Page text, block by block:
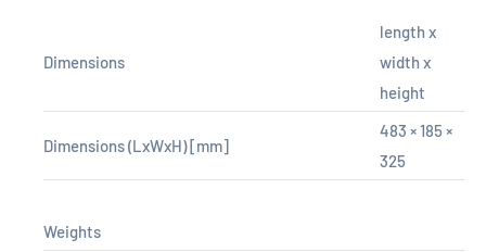
Dimensions
length x
width x
height
Dimensions (LxWxH)[mm]
483 × 185 ×
325
Weights